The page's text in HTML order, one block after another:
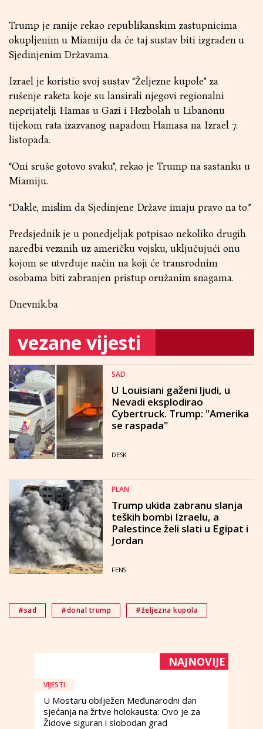
Trump je ranije rekao republikanskim zastupnicima
okupljenim u Miamiju da će taj sustav biti izgrađen u
Sjedinjenim Državama.
Izrael je koristio svoj sustav “Željezne kupole” za
rušenje raketa koje su lansirali njegovi regionalni
neprijatelji Hamas u Gazi i Hezbolah u Libanonu
tijekom rata izazvanog napadom Hamasa na Izrael 7.
listopada.
“Oni sruše gotovo svaku”, rekao je Trump na sastanku u
Miamiju.
“Dakle, mislim da Sjedinjene Države imaju pravo na to.”
Predsjednik je u ponedjeljak potpisao nekoliko drugih
naredbi vezanih uz američku vojsku, uključujući onu
kojom se utvrđuje način na koji će transrodnim
osobama biti zabranjen pristup oružanim snagama.
Dnevnik.ba
vezane vijesti
SAD
U Louisiani gaženi ljudi, u
Nevadi eksplodirao
Cybertruck. Trump: "Amerika
se raspada"
DESK
PLAN
Trump ukida zabranu slanja
teških bombi Izraelu, a
Palestince želi slati u Egipat i
Jordan
FENS
#sad #donal trump #željezna kupola
NAJNOVIJE
VIJESTI
U Mostaru obilježen Međunarodni dan
sjećanja na žrtve holokausta: Ovo je za
Židove siguran i slobodan grad